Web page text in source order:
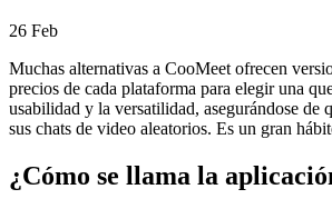
26 Feb
Muchas alternativas a CooMeet ofrecen
precios de cada plataforma para elegir una
usabilidad y la versatilidad, asegurándose de
sus chats de video aleatorios. Es un gran
¿Cómo se llama la